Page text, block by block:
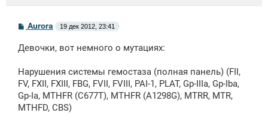
С
о
б
н
и
Aurora 19 дек 2012, 23:41
Девочки, вот немного о мутациях:
Нарушения системы гемостаза (полная панель) (FII,
FV, FXII, FXIII, FBG, FVII, FVIII, PAI-1, PLAT, Gp-IIIa, Gp-Iba,
Gp-Ia, MTHFR (C677T), MTHFR (A1298G), MTRR, MTR,
MTHFD, CBS)